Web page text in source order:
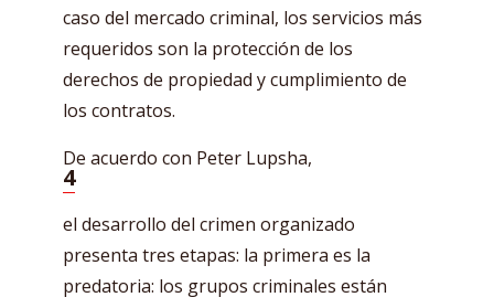
caso del mercado criminal, los servicios más
requeridos son la protección de los
derechos de propiedad y cumplimiento de
los contratos.
De acuerdo con Peter Lupsha,
4
el desarrollo del crimen organizado
presenta tres etapas: la primera es la
predatoria: los grupos criminales están